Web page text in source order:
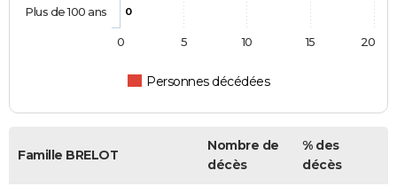
0
Personnes décédées
Plus de 100 ans
0 5 10 15 20
Famille BRELOT
Nombre de
décès
% des
décès